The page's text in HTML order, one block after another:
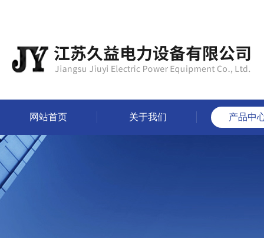
网站首页 关于我们 产品中